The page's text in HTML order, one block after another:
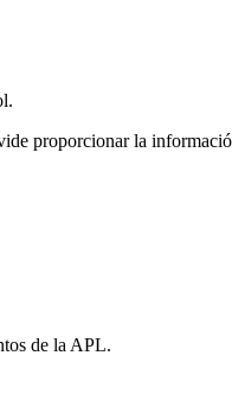
proporcionar la
de la APL.